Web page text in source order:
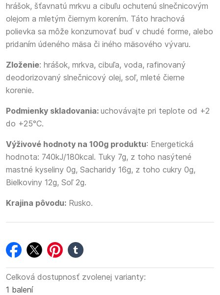
hrášok, šťavnatú mrkvu a cibuľu ochutenú slnečnicovým
olejom a mletým čiernym korením. Táto hrachová
polievka sa môže konzumovať buď v chudé forme, alebo
pridaním údeného mäsa či iného mäsového vývaru.
Zloženie: hrášok, mrkva, cibuľa, voda, rafinovaný
deodorizovaný slnečnicový olej, soľ, mleté ​​čierne
korenie.
Podmienky skladovania: uchovávajte pri teplote od +2
do +25°C.
Výživové hodnoty na 100g produktu: Energetická
hodnota: 740kJ/180kcal. Tuky 7g, z toho nasýtené
mastné kyseliny 0g, Sacharidy 16g, z toho cukry 0g,
Bielkoviny 12g, Soľ 2g.
Krajina pôvodu: Rusko.
facebook
twitterpinterest
tumblr
Celková dostupnosť zvolenej varianty:
1 balení